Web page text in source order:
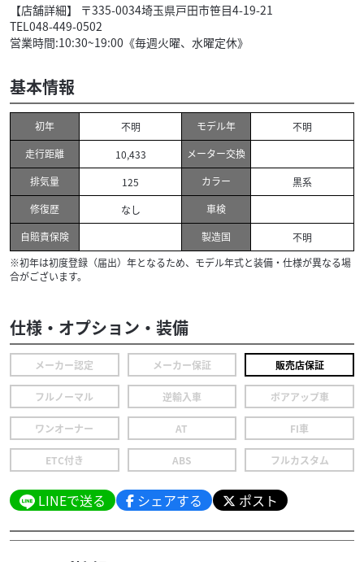
【店舗詳細】 〒335-0034埼玉県戸田市笹目4-19-21
TEL048-449-0502
営業時間:10:30~19:00《毎週火曜、水曜定休》
基本情報
初年 不明 モデル年
不明
走行距離
10,433
メーター交換
排気量
125 カラー
黒系
修復歴
なし
車検
自賠責保険
製造国
不明
※初年は初度登録（届出）年となるため、モデル年式と装備・仕様が異なる場
合がございます。
仕様・オプション・装備
メーカー認定 メーカー保証 販売店保証
フルノーマル 逆輸入車 ボアアップ車
ワンオーナー AT FI車
ETC付き ABS フルカスタム
LINEで送る シェアする ポスト